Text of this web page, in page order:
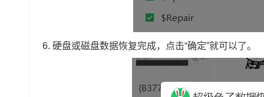
6. 硬盘或磁盘数据恢复完成，点击“确定”就可以了。